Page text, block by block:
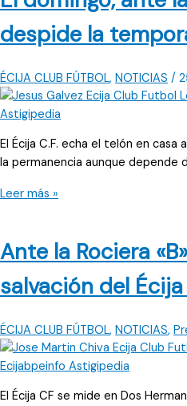
último
partido
Écija
CF
despide la
ÉCIJA CLUB FÚTBOL, NOTICIAS /
El Écija C.F. echa el telón en casa
la permanencia aunque depende
El
la
B,
la
temporada
el
CF
Leer más »
Ante la Rociera
salvación del Écija
ÉCIJA CLUB FÚTBOL, NOTICIAS,
El Écija CF se mide en Dos